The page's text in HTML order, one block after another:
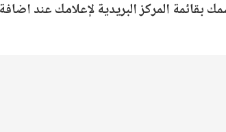
بقائمة المركز البريدية لإعلامك عند